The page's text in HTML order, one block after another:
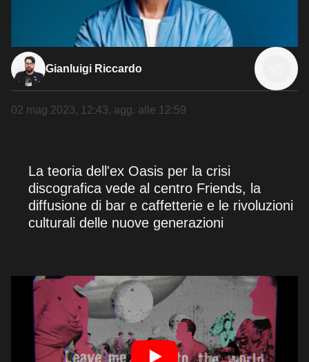
Gianluigi Riccardo
02 mag 2023, 12:43, agg. alle 12:59
La teoria dell'ex Oasis per la crisi
discografica vede al centro Friends, la
diffusione di bar e caffetterie e le rivoluzioni
culturali delle nuove generazioni